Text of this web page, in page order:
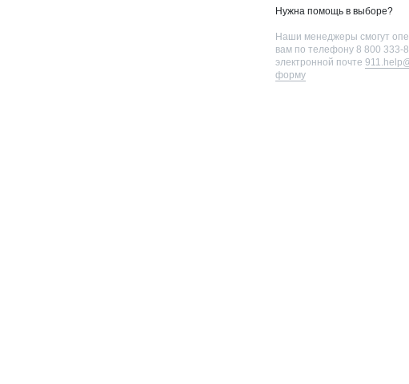
Нужна помощь в выборе?
Наши менеджеры смогут
вам по телефону 8 800 333-
электронной почте
форму